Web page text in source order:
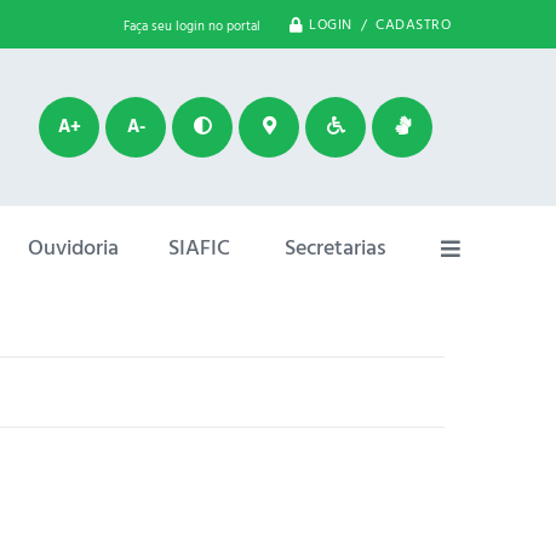
Faça seu login no portal LOGIN / CADASTRO
A+ A-
Ouvidoria SIAFIC Secretarias